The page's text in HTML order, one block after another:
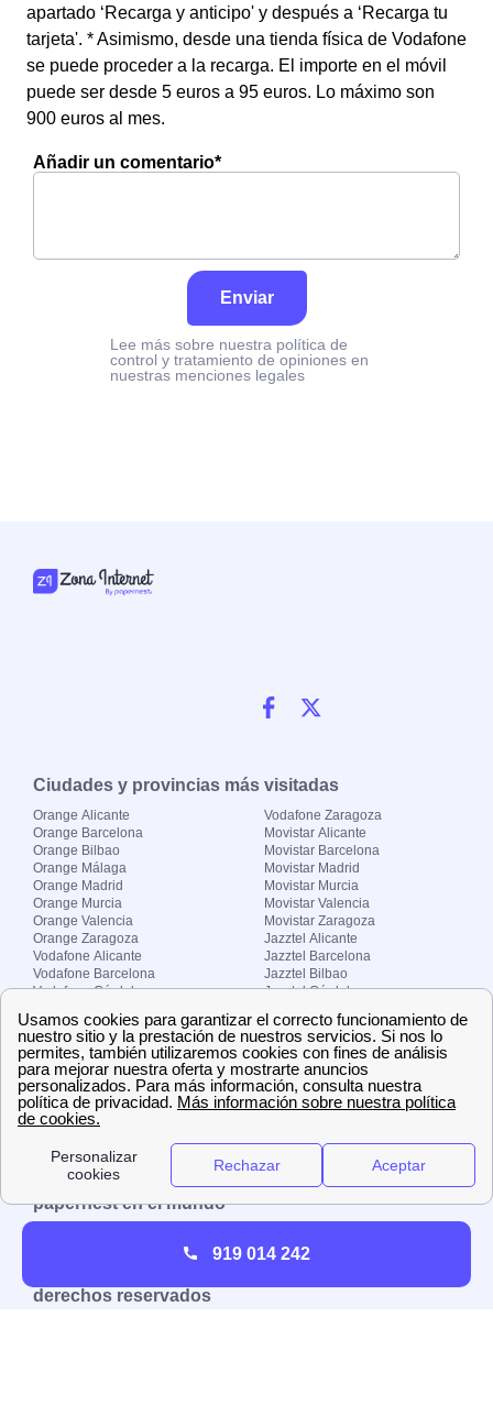
apartado ‘Recarga y anticipo' y después a ‘Recarga tu
tarjeta'. * Asimismo, desde una tienda física de Vodafone
se puede proceder a la recarga. El importe en el móvil
puede ser desde 5 euros a 95 euros. Lo máximo son
900 euros al mes.
Añadir un comentario*
Enviar
Lee más sobre nuestra política de
control y tratamiento de opiniones en
nuestras menciones legales
Ciudades y provincias más visitadas
Orange Alicante
Orange Barcelona
Orange Bilbao
Orange Málaga
Orange Madrid
Orange Murcia
Orange Valencia
Orange Zaragoza
Vodafone Alicante
Vodafone Barcelona
Vodafone Córdoba
Vodafone Madrid
Vodafone Murcia
Vodafone Valencia
Vodafone Zaragoza
Movistar Alicante
Movistar Barcelona
Movistar Madrid
Movistar Murcia
Movistar Valencia
Movistar Zaragoza
Jazztel Alicante
Jazztel Barcelona
Jazztel Bilbao
Jazztel Córdoba
Jazztel Málaga
Jazztel Valencia
Jazztel Zaragoza
Sobre Zona-internet.com
¿Quiénes somos?
El grupo papernest
Aviso legal Nuestras ofertas de trabajo
papernest en el mundo
Reino Unido
derechos reservados
919 014 242